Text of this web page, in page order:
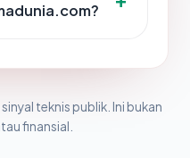
teknis publik. Ini bukan
finansial.